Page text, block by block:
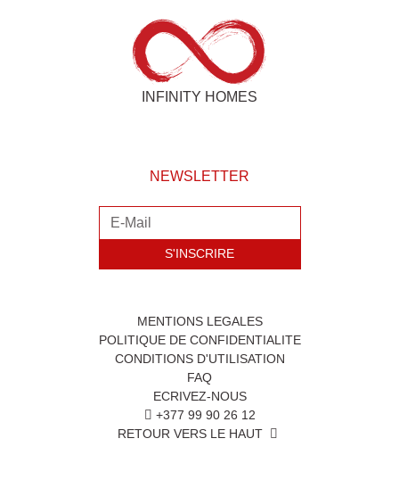
INFINITY HOMES
NEWSLETTER
S'INSCRIRE
MENTIONS LEGALES
POLITIQUE DE CONFIDENTIALITE
CONDITIONS D'UTILISATION
FAQ
ECRIVEZ-NOUS
+377 99 90 26 12
RETOUR VERS LE HAUT